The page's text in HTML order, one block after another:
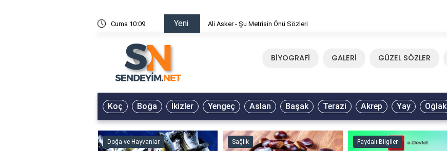
Cuma 10:09 Yeni Ali Asker - Şu Metrisin Önü Sözleri
BİYOGRAFİ GALERİ GÜZEL SÖZLER
Koç Boğa İkizler Yengeç Aslan Başak Terazi Akrep Yay Oğlak
Doğa ve Hayvanlar Sağlık Faydalı Bilgiler